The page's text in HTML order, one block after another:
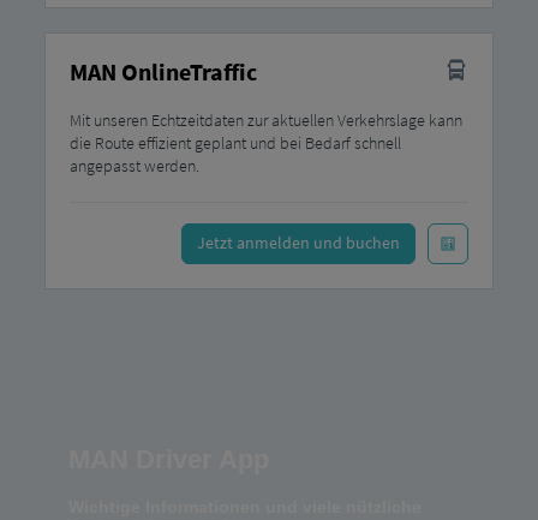
MAN OnlineTraffic
Mit unseren Echtzeitdaten zur aktuellen Verkehrslage kann
die Route effizient geplant und bei Bedarf schnell
angepasst werden.
Jetzt anmelden und buchen